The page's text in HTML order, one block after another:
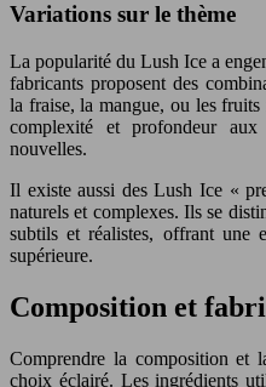
Variations sur le thème
La popularité du Lush Ice a
fabricants proposent des
la fraise, la mangue, ou les
complexité et profondeur aux
nouvelles.
Il existe aussi des Lush Ice «
naturels et complexes. Ils se
subtils et réalistes, offrant une
supérieure.
Composition et
Comprendre la composition et
choix éclairé. Les ingrédients